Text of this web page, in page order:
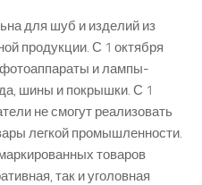
для шуб и изделий из
продукции. С 1 октября
фотоаппараты и лампы-
шины и покрышки. С 1
не смогут реализовать
легкой промышленности.
товаров
так и уголовная